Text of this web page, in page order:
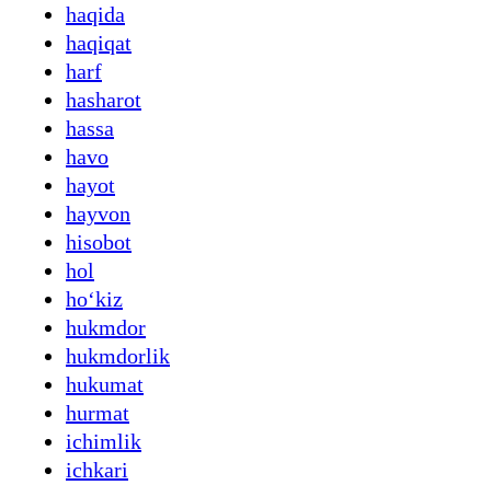
haqida
haqiqat
harf
hasharot
hassa
havo
hayot
hayvon
hisobot
hol
hoʻkiz
hukmdor
hukmdorlik
hukumat
hurmat
ichimlik
ichkari